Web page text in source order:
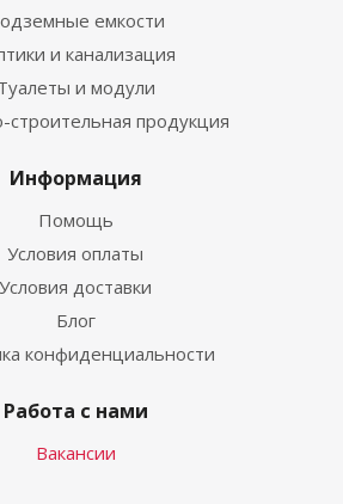
емкости
и канализация
и модули
продукция
Информация
Помощь
Условия оплаты
Условия доставки
Блог
конфиденциальности
Работа с нами
Вакансии